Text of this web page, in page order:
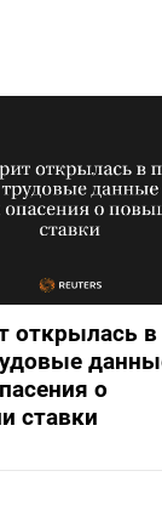
открылась
о
ставки